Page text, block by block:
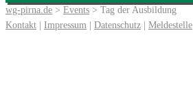
wg-pirna.de > Events > Tag der Ausbildung
Kontakt | Impressum | Datenschutz | Meldestelle